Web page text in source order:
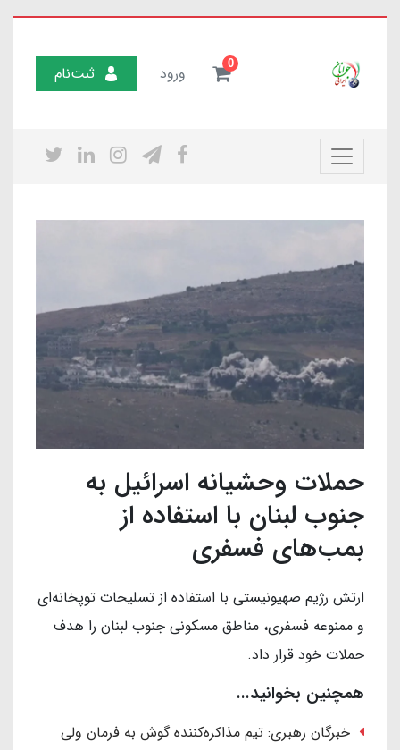
0 ورود ثبت‌نام
حملات وحشیانه اسرائیل به
جنوب لبنان با استفاده از
بمب‌های فسفری
ارتش رژیم صهیونیستی با استفاده از تسلیحات توپخانه‌ای
و ممنوعه فسفری، مناطق مسکونی جنوب لبنان را هدف
حملات خود قرار داد.
همچنین بخوانید...
خبرگان رهبری: تیم مذاکره‌کننده گوش به فرمان ولی